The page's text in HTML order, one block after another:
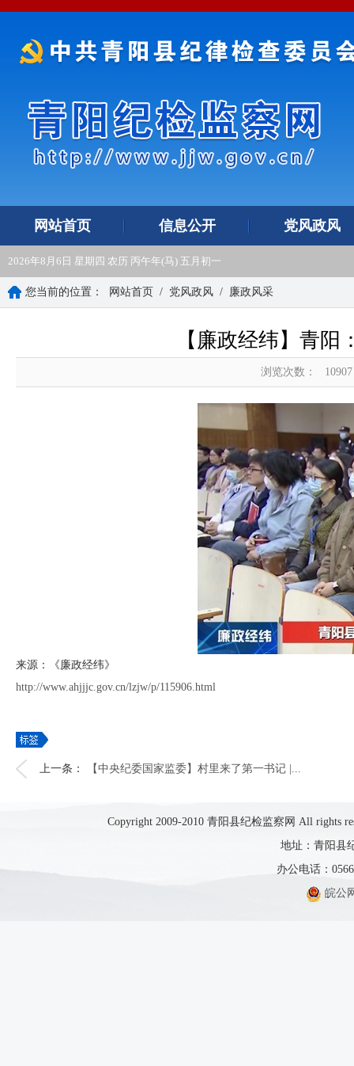
网站首页 信息公开 党风政风
2026年8月6日 星期四 农历 丙午年(马) 五月初一
您当前的位置： 网站首页 / 党风政风 / 廉政风采
【廉政经纬】青
浏览次数： 10907
来源：《廉政经纬》
http://www.ahjjjc.gov.cn/lzjw/p/115906.html
上一条： 【中央纪委国家监委】村里来了第一书记 |...
Copyright 2009-2010 青阳县纪检监察网 All rights
地址：青阳县
办公电话：
皖公